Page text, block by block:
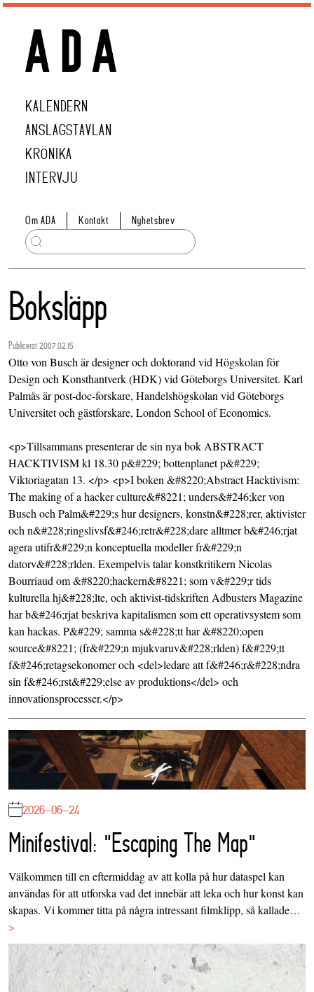
KALENDERN
ANSLAGSTAVLAN
KRÖNIKA
INTERVJU
Om ADA Kontakt Nyhetsbrev
Boksläpp
Publicerat 2007.02.15
Otto von Busch är designer och doktorand vid Högskolan för
Design och Konsthantverk (HDK) vid Göteborgs Universitet. Karl
Palmås är post-doc-forskare, Handelshögskolan vid Göteborgs
Universitet och gästforskare, London School of Economics.
<p>Tillsammans presenterar de sin nya bok ABSTRACT
HACKTIVISM kl 18.30 p&#229; bottenplanet p&#229;
Viktoriagatan 13. </p> <p>I boken &#8220;Abstract Hacktivism:
The making of a hacker culture&#8221; unders&#246;ker von
Busch och Palm&#229;s hur designers, konstn&#228;rer, aktivister
och n&#228;ringslivsf&#246;retr&#228;dare alltmer b&#246;rjat
agera utifr&#229;n konceptuella modeller fr&#229;n
datorv&#228;rlden. Exempelvis talar konstkritikern Nicolas
Bourriaud om &#8220;hackern&#8221; som v&#229;r tids
kulturella hj&#228;lte, och aktivist-tidskriften Adbusters Magazine
har b&#246;rjat beskriva kapitalismen som ett operativsystem som
kan hackas. P&#229; samma s&#228;tt har &#8220;open
source&#8221; (fr&#229;n mjukvaruv&#228;rlden) f&#229;tt
f&#246;retagsekonomer och <del>ledare att f&#246;r&#228;ndra
sin f&#246;rst&#229;else av produktions</del> och
innovationsprocesser.</p>
2026-06-24
Minifestival: "Escaping The Map"
Välkommen till en eftermiddag av att kolla på hur dataspel kan
användas för att utforska vad det innebär att leka och hur konst kan
skapas. Vi kommer titta på några intressant filmklipp, så kallade…
>